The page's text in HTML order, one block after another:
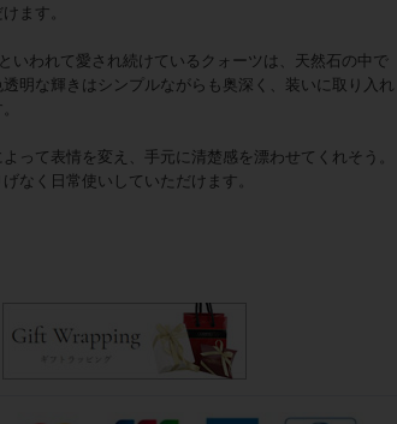
ます。
いわれて愛され続けているクォーツは、天然石の中で
透明な輝きはシンプルながらも奥深く、装いに取り入れ
って表情を変え、手元に清楚感を漂わせてくれそう。
なく日常使いしていただけます。